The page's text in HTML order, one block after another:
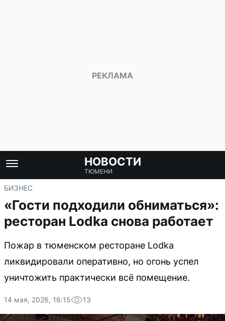
НОВОСТИ
ТЮМЕНИ
БИЗНЕС
«Гости подходили обниматься»:
ресторан Lodka снова работает
Пожар в тюменском ресторане Lodka
ликвидировали оперативно, но огонь успел
уничтожить практически всё помещение.
14 мая, 2026, 16:15 13